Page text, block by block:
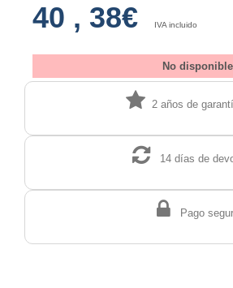
40 , 38€ IVA incluido
No disponible
2 años de
14 días de
Pago